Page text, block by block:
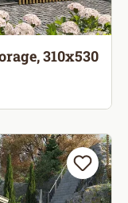
310x530